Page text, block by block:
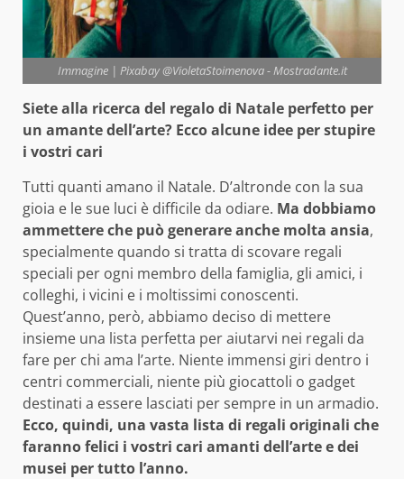
Immagine | Pixabay @VioletaStoimenova - Mostradante.it
Siete alla ricerca del regalo di Natale perfetto per
un amante dell’arte? Ecco alcune idee per stupire
i vostri cari
Tutti quanti amano il Natale. D’altronde con la sua
gioia e le sue luci è difficile da odiare. Ma dobbiamo
ammettere che può generare anche molta ansia,
specialmente quando si tratta di scovare regali
speciali per ogni membro della famiglia, gli amici, i
colleghi, i vicini e i moltissimi conoscenti.
Quest’anno, però, abbiamo deciso di mettere
insieme una lista perfetta per aiutarvi nei regali da
fare per chi ama l’arte. Niente immensi giri dentro i
centri commerciali, niente più giocattoli o gadget
destinati a essere lasciati per sempre in un armadio.
Ecco, quindi, una vasta lista di regali originali che
faranno felici i vostri cari amanti dell’arte e dei
musei per tutto l’anno.